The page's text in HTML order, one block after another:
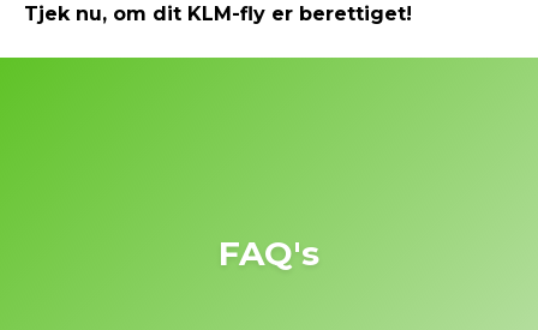
Tjek nu, om dit KLM-fly er berettiget!
FAQ's